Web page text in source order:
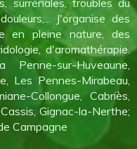
surrénales, troubles du
J'organise des
en pleine nature, des
d'aromathérapie.
Penne-sur-Huveaune,
Les Pennes-Mirabeau,
Collongue, Cabriès,
Gignac-la-Nerthe;
Campagne